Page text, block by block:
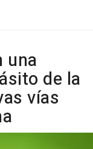
una
de la
vías